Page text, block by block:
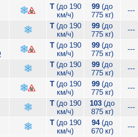
T(до 190
км/ч)
99 (до
775 кг)
---
T(до 190
км/ч)
99 (до
775 кг)
---
T(до 190
км/ч)
99 (до
775 кг)
---
T(до 190
км/ч)
99 (до
775 кг)
---
T(до 190
км/ч)
99 (до
775 кг)
---
T(до 190
км/ч)
103 (до
875 кг)
---
T(до 190
км/ч)
94(до
670 кг)
---